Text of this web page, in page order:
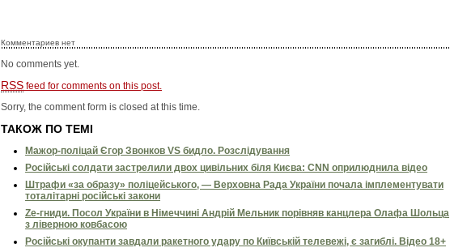
Комментариев нет
No comments yet.
RSS feed for comments on this post.
Sorry, the comment form is closed at this time.
ТАКОЖ ПО ТЕМІ
Мажор-поліцай Єгор Звонков VS бидло. Розслідування
Російські солдати застрелили двох цивільних біля Києва: CNN оприлюднила відео
Штрафи «за образу» поліцейського, — Верховна Рада України почала імплементувати
тоталітарні російські закони
Ze-гниди. Посол України в Німеччині Андрій Мельник порівняв канцлера Олафа Шольца
з ліверною ковбасою
Російські окупанти завдали ракетного удару по Київській телевежі, є загиблі. Відео 18+